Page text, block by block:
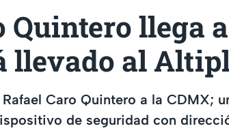
Quintero llega
llevado al
Caro Quintero a la CDMX;
de seguridad con